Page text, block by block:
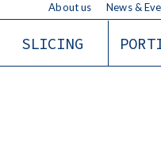
About us News &
SLICING